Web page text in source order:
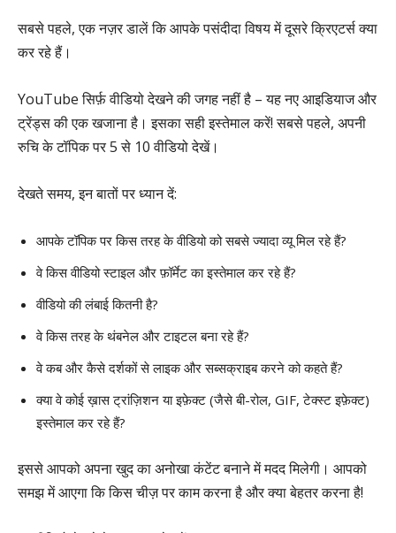
सबसे पहले, एक नज़र डालें कि आपके पसंदीदा विषय में दूसरे क्रिएटर्स क्या
कर रहे हैं।
YouTube सिर्फ़ वीडियो देखने की जगह नहीं है – यह नए आइडियाज और
ट्रेंड्स की एक खजाना है। इसका सही इस्तेमाल करें! सबसे पहले, अपनी
रुचि के टॉपिक पर 5 से 10 वीडियो देखें।
देखते समय, इन बातों पर ध्यान दें:
आपके टॉपिक पर किस तरह के वीडियो को सबसे ज्यादा व्यू मिल रहे हैं?
वे किस वीडियो स्टाइल और फ़ॉर्मेट का इस्तेमाल कर रहे हैं?
वीडियो की लंबाई कितनी है?
वे किस तरह के थंबनेल और टाइटल बना रहे हैं?
वे कब और कैसे दर्शकों से लाइक और सब्सक्राइब करने को कहते हैं?
क्या वे कोई ख़ास ट्रांज़िशन या इफ़ेक्ट (जैसे बी-रोल, GIF, टेक्स्ट इफ़ेक्ट)
इस्तेमाल कर रहे हैं?
इससे आपको अपना खुद का अनोखा कंटेंट बनाने में मदद मिलेगी। आपको
समझ में आएगा कि किस चीज़ पर काम करना है और क्या बेहतर करना है!